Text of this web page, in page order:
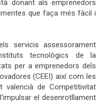
donant als emprenedors
que faça més fàcil i
servicis assessorament
tecnològics de la
per a emprenedors dels
(CEEI) així com les
valencià de Competitivitat
el desenrotllament